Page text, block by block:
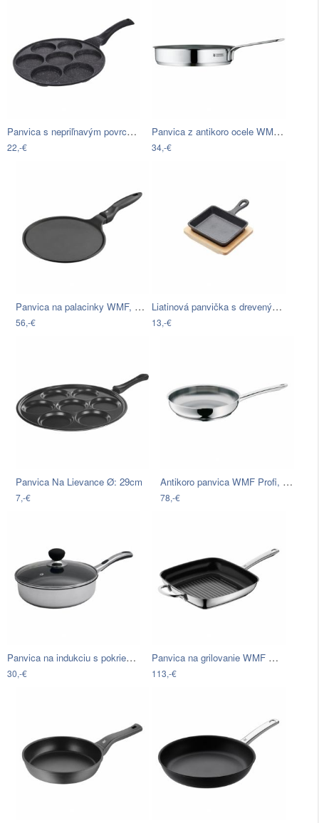
Panvica s nepriľnavým povrchom Pfluon…
22,-€
Panvica z antikoro ocele WMF Mini, ø 18…
34,-€
Panvica na palacinky WMF, ø 27 cm
56,-€
Liatinová panvička s dreveným podnosom…
13,-€
Panvica Na Lievance Ø: 29cm
7,-€
Antikoro panvica WMF Profi, ⌀ 24 cm
78,-€
Panvica na indukciu s pokrievkou…
30,-€
Panvica na grilovanie WMF CeraDur®, 28…
113,-€